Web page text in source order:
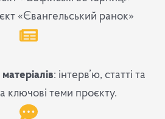
«Євангельський ранок»
: інтерв’ю, статті та
ключові теми проєкту.